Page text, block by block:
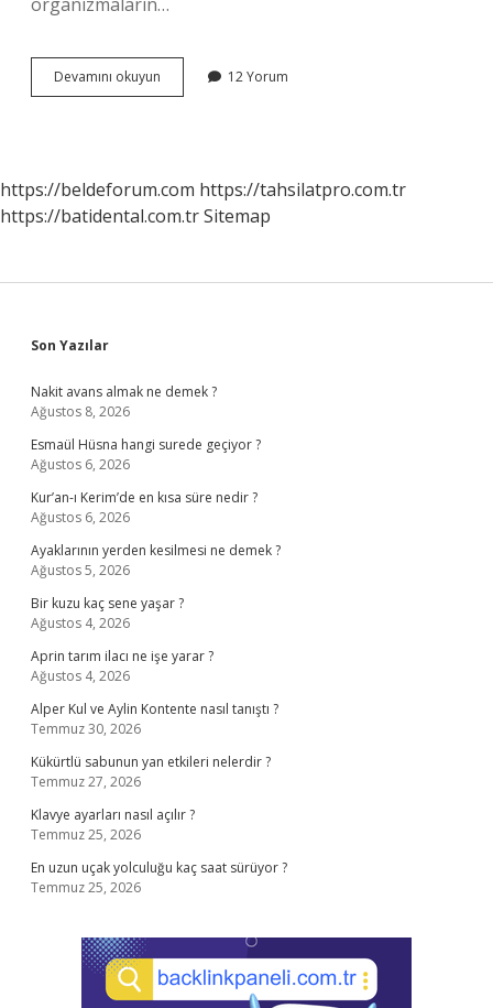
Devamını okuyun Bebeğin
En
12 Yorum
https://beldeforum.com https://tahsilatpro.com.tr
https://batidental.com.trSitemap
Sidebar
Son Yazılar
Nakit avans almak ne demek ?
Ağustos 8, 2026
Esmaül Hüsna hangi surede geçiyor ?
Ağustos 6, 2026
Kur’an-ı Kerim’de en kısa süre nedir ?
Ağustos 6, 2026
Ayaklarının yerden kesilmesi ne demek ?
Ağustos 5, 2026
Bir kuzu kaç sene yaşar ?
Ağustos 4, 2026
Aprin tarım ilacı ne işe yarar ?
Ağustos 4, 2026
Alper Kul ve Aylin Kontente nasıl tanıştı ?
Temmuz 30, 2026
Kükürtlü sabunun yan etkileri nelerdir ?
Temmuz 27, 2026
Klavye ayarları nasıl açılır ?
Temmuz 25, 2026
En uzun uçak yolculuğu kaç saat sürüyor ?
Temmuz 25, 2026